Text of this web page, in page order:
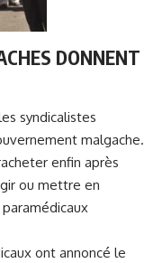
DONNENT
syndicalistes
malgache.
enfin après
ou mettre en
paramédicaux
ont annoncé le